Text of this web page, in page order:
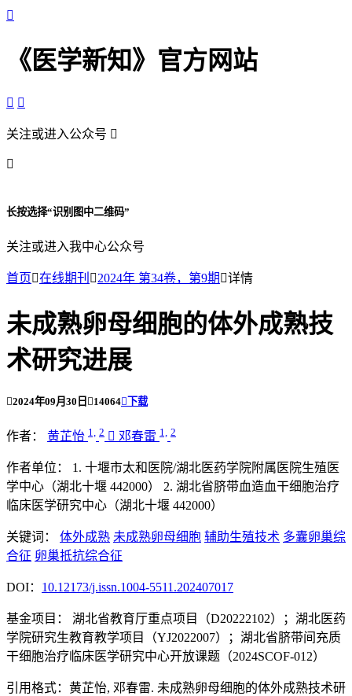

《医学新知》官方网站
 
关注或进入公众号 

长按选择“识别图中二维码”
关注或进入我中心公众号
首页在线期刊 2024年 第34卷，第9期 详情
未成熟卵母细胞的体外成熟技
术研究进展
2024年09月30日 14064 下载
作者： 黄芷怡 1, 2  邓春雷 1, 2
作者单位：
1. 十堰市太和医院/湖北医药学院附属医院生殖医
学中心（湖北十堰 442000）
2. 湖北省脐带血造血干细胞治疗
临床医学研究中心（湖北十堰 442000）
关键词： 体外成熟 未成熟卵母细胞 辅助生殖技术 多囊卵巢综
合征 卵巢抵抗综合征
DOI： 10.12173/j.issn.1004-5511.202407017
基金项目：
湖北省教育厅重点项目（D20222102）；湖北医药
学院研究生教育教学项目（YJ2022007）；湖北省脐带间充质
干细胞治疗临床医学研究中心开放课题（2024SCOF-012）
引用格式： 黄芷怡, 邓春雷. 未成熟卵母细胞的体外成熟技术研